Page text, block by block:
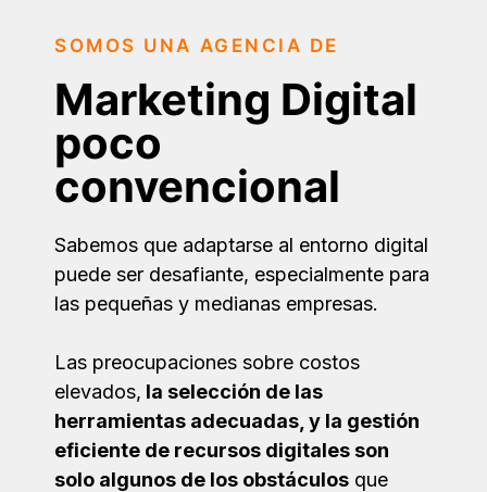
SOMOS UNA AGENCIA DE
Marketing Digital
poco
convencional
Sabemos que adaptarse al entorno digital
puede ser desafiante, especialmente para
las pequeñas y medianas empresas.
Las preocupaciones sobre costos
elevados, la selección de las
herramientas adecuadas, y la gestión
eficiente de recursos digitales son
solo algunos de los obstáculos que